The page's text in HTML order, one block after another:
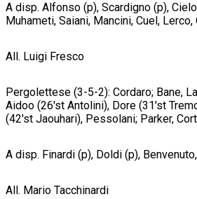
A disp. Alfonso (p), Scardigno (p),
Muhameti, Saiani, Mancini, Cuel, Lerco,
All. Luigi Fresco
Pergolettese (3-5-2): Cordaro; Bane,
Aidoo (26'st Antolini), Dore (31'st
(42'st Jaouhari), Pessolani; Parker,
A disp. Finardi (p), Doldi (p),
All. Mario Tacchinardi